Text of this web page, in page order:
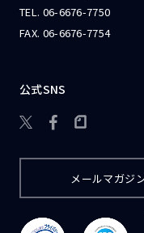
TEL. 06-6676-7750
FAX. 06-6676-7754
公式SNS

メールマガジ